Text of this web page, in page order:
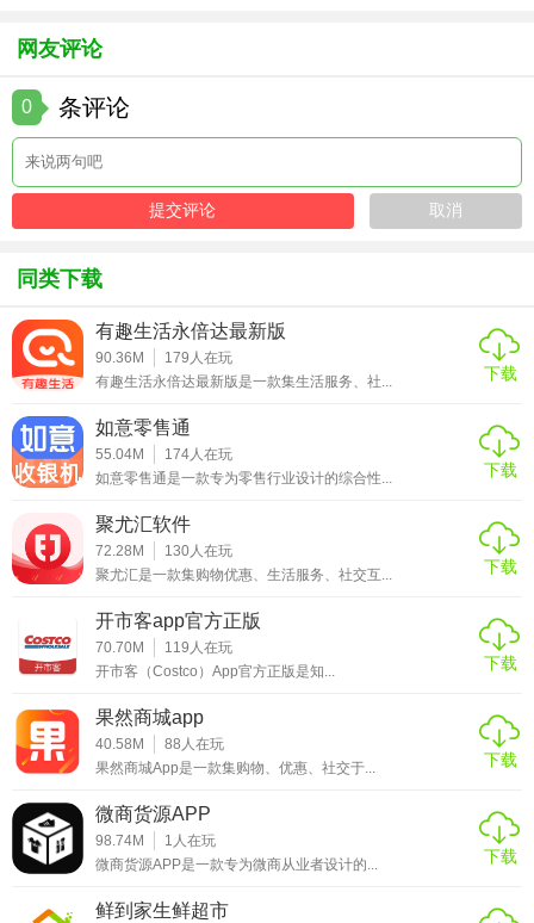
3. 浏览查询：在首页或分类页面浏览古董信息，或使用搜索
功能查找特定古董。
4. 学习交流：阅读鉴定技巧文章，参与社区论坛讨论，提升
个人鉴赏水平。
【古董大全软件 1.1推荐】
古董大全软件1.1凭借其丰富的古董信息、实用的鉴定技巧及
活跃的社区氛围，成为古董爱好者和收藏家的首选工具。无
论是初学者还是资深藏家，都能在这款软件中找到所需的知
识和资源，是古董收藏领域不可多得的利器。
网友评论
0 条评论
同类下载
有趣生活永倍达最新版
90.36M 179 人在玩
有趣生活永倍达最新版是一款集生活服务、社...
下载
如意零售通
55.04M 174 人在玩
如意零售通是一款专为零售行业设计的综合性...
下载
聚尤汇软件
72.28M 130 人在玩
聚尤汇是一款集购物优惠、生活服务、社交互...
下载
开市客app官方正版
70.70M 119 人在玩
开市客（Costco）App官方正版是知...
下载
果然商城app
40.58M 88 人在玩
果然商城App是一款集购物、优惠、社交于...
下载
微商货源APP
98.74M 1 人在玩
微商货源APP是一款专为微商从业者设计的...
下载
鲜到家生鲜超市